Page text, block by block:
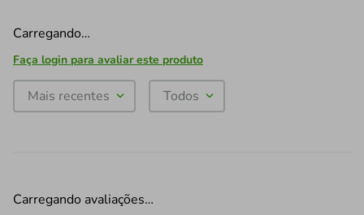
Carregando…
Faça login para avaliar este produto
Mais recentes Todos
Carregando avaliações…